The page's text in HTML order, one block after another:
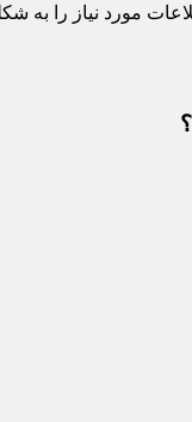
10.4 اینچی تاشو،